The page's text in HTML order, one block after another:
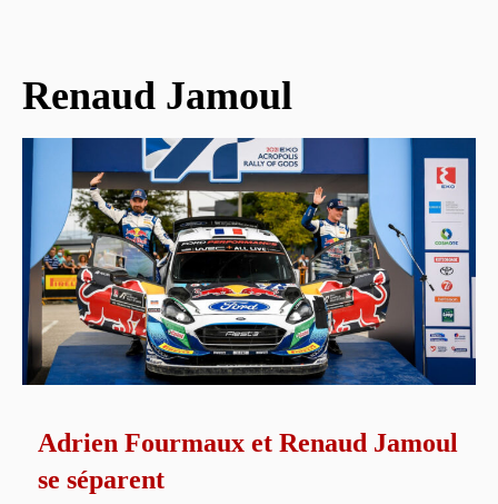
Renaud Jamoul
Adrien Fourmaux et Renaud Jamoul
se séparent